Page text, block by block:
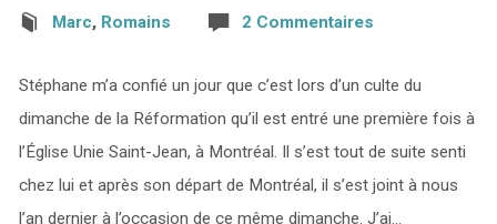
Marc, Romains 2 Commentaires
Stéphane m’a confié un jour que c’est lors d’un culte du
dimanche de la Réformation qu’il est entré une première fois à
l’Église Unie Saint-Jean, à Montréal. Il s’est tout de suite senti
chez lui et après son départ de Montréal, il s’est joint à nous
l’an dernier à l’occasion de ce même dimanche. J’ai…